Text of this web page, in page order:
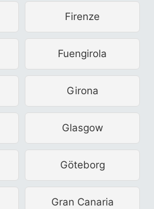
Firenze
Fuengirola
Girona
Glasgow
Göteborg
Gran Canaria